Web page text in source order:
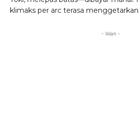
klimaks per arc terasa menggetarkan.
- Iklan -